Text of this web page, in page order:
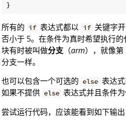
}
所有的 if 表达式都以 if 关键字
否小于 5。在条件为真时希望执行的
块有时被叫做分支 （arm），就像第
分支一样。
也可以包含一个可选的 else 表达
如果不提供 else 表达式并且条件
尝试运行代码，应该能看到如下输出